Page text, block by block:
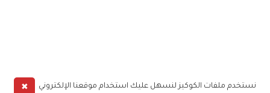
✖
نستخدم ملفات الكوكيز لنسهل عليك استخدام موقعنا الإلكتروني